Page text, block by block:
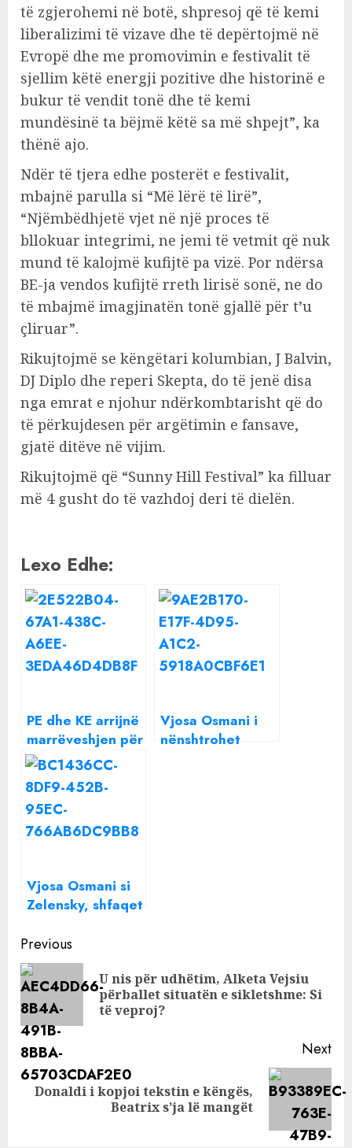
të zgjerohemi në botë, shpresoj që të kemi
liberalizimi të vizave dhe të depërtojmë në
Evropë dhe me promovimin e festivalit të
sjellim këtë energji pozitive dhe historinë e
bukur të vendit tonë dhe të kemi
mundësinë ta bëjmë këtë sa më shpejt”, ka
thënë ajo.
Ndër të tjera edhe posterët e festivalit,
mbajnë parulla si “Më lërë të lirë”,
“Njëmbëdhjetë vjet në një proces të
bllokuar integrimi, ne jemi të vetmit që nuk
mund të kalojmë kufijtë pa vizë. Por ndërsa
BE-ja vendos kufijtë rreth lirisë sonë, ne do
të mbajmë imagjinatën tonë gjallë për t’u
çliruar”.
Rikujtojmë se këngëtari kolumbian, J Balvin,
DJ Diplo dhe reperi Skepta, do të jenë disa
nga emrat e njohur ndërkombtarisht që do
të përkujdesen për argëtimin e fansave,
gjatë ditëve në vijim.
Rikujtojmë që “Sunny Hill Festival” ka filluar
më 4 gusht do të vazhdoj deri të dielën.
Lexo Edhe:
PE dhe KE arrijnë
marrëveshjen për
liberalizimin e
vizave për
Kosovën
Vjosa Osmani i
nënshtrohet
Vjosa Osmani si
Zelensky, shfaqet
ushtarake: FSK
është e gatshme
dhe e përgatitur
Continue
Reading
Previous
U nis për udhëtim, Alketa Vejsiu
përballet situatën e sikletshme: Si
të veproj?
Next
Next
Donaldi i kopjoi tekstin e këngës,
Beatrix s’ja lë mangët